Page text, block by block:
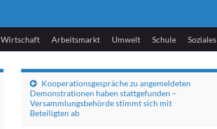
Wirtschaft Arbeitsmarkt Umwelt Schule Soziales
Kooperationsgespräche zu angemeldeten
Demonstrationen haben stattgefunden –
Versammlungsbehörde stimmt sich mit
Beteiligten ab